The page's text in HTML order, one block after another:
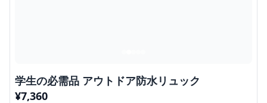
学生の必需品 アウトドア防水リュック
¥7,360